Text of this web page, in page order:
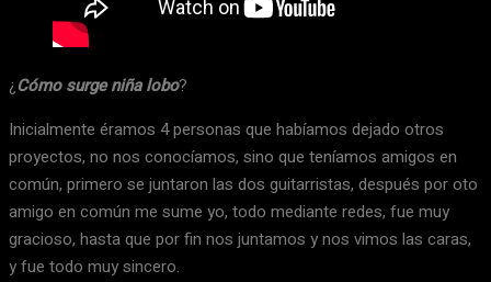
¿Cómo surge niña lobo?
Inicialmente éramos 4 personas que habíamos dejado otros
proyectos, no nos conocíamos, sino que teníamos amigos en
común, primero se juntaron las dos guitarristas, después por oto
amigo en común me sume yo, todo mediante redes, fue muy
gracioso, hasta que por fin nos juntamos y nos vimos las caras,
y fue todo muy sincero.